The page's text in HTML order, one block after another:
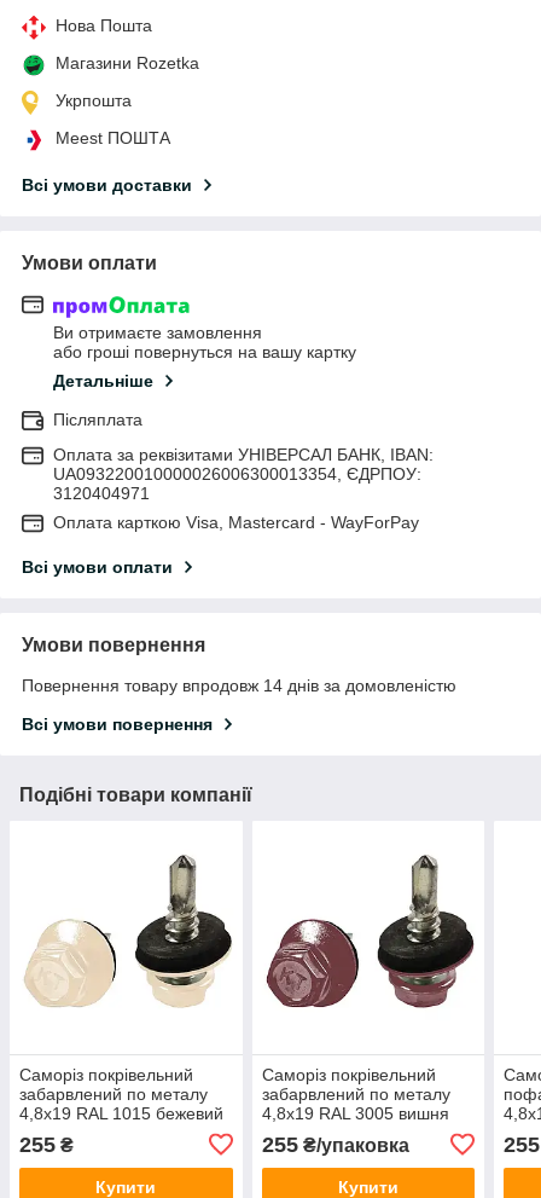
Нова Пошта
Магазини Rozetka
Укрпошта
Meest ПОШТА
Всі умови доставки
Умови оплати
Ви отримаєте замовлення
або гроші повернуться на вашу картку
Детальніше
Післяплата
Оплата за реквізитами УНІВЕРСАЛ БАНК, IBAN:
UA093220010000026006300013354, ЄДРПОУ:
3120404971
Оплата карткою Visa, Mastercard - WayForPay
Всі умови оплати
Умови повернення
Повернення товару впродовж 14 днів за домовленістю
Всі умови повернення
Подібні товари компанії
Саморіз покрівельний
забарвлений по металу
4,8х19 RAL 1015 бежевий
255 ₴
Купити
Саморіз покрівельний
забарвлений по металу
4,8х19 RAL 3005 вишня
255₴/упаковка
Купити
255